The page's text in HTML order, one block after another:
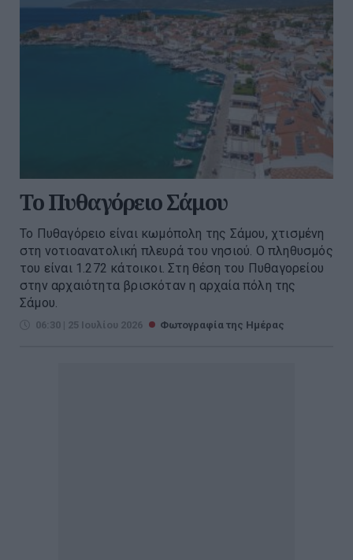
To Πυθαγόρειο Σάμου
Το Πυθαγόρειο είναι κωμόπολη της Σάμου, χτισμένη
στη νοτιοανατολική πλευρά του νησιού. Ο πληθυσμός
του είναι 1.272 κάτοικοι. Στη θέση του Πυθαγορείου
στην αρχαιότητα βρισκόταν η αρχαία πόλη της
Σάμου.
06:30 | 25 Ιουλίου 2026 Φωτογραφία της Ημέρας